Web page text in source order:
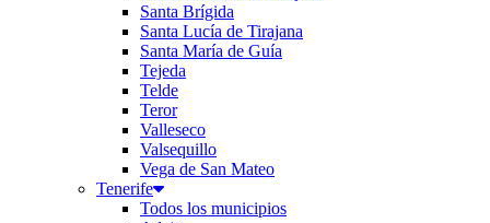
Santa Brígida
Santa Lucía de Tirajana
Santa María de Guía
Tejeda
Telde
Teror
Valleseco
Valsequillo
Vega de San Mateo
Tenerife
Todos los municipios